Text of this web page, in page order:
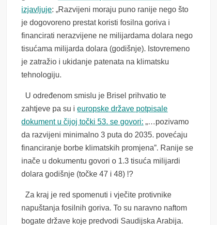
izjavljuje: „Razvijeni moraju puno ranije nego što
je dogovoreno prestat koristi fosilna goriva i
financirati nerazvijene ne milijardama dolara nego
tisućama milijarda dolara (godišnje). Istovremeno
je zatražio i ukidanje patenata na klimatsku
tehnologiju.
U određenom smislu je Brisel prihvatio te
zahtjeve pa su ieuropske države potpisale
dokument u čijoj točki 53. se govori: „…pozivamo
da razvijeni minimalno 3 puta do 2035. povećaju
financiranje borbe klimatskih promjena”. Ranije se
inače u dokumentu govori o 1.3 tisuća milijardi
dolara godišnje (točke 47 i 48) !?
Za kraj je red spomenuti i vječite protivnike
napuštanja fosilnih goriva. To su naravno naftom
bogate države koje predvodi Saudijska Arabija.